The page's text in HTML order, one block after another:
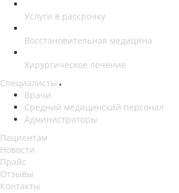
Услуги в рассрочку
Восстановительная медицина
Хирургическое лечение
Специалисты
Врачи
Средний медицинский персонал
Администраторы
Пациентам
Новости
Прайс
Отзывы
Контакты